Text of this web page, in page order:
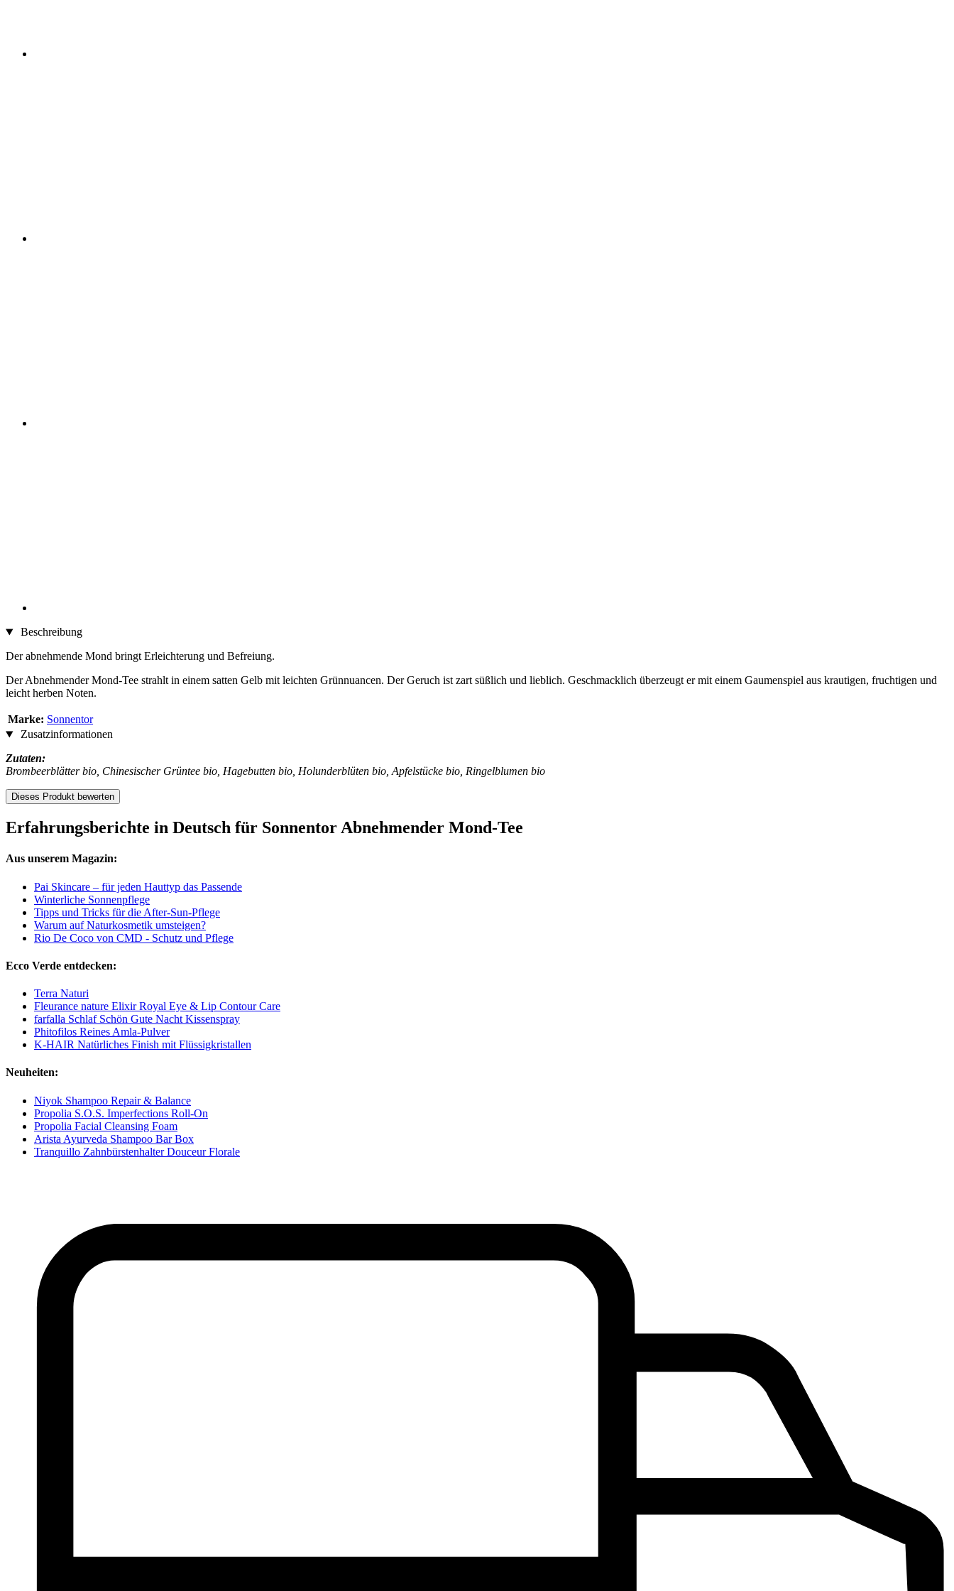
Beschreibung
Der abnehmende Mond bringt Erleichterung und Befreiung.
Der Abnehmender Mond-Tee strahlt in einem satten Gelb mit leichten Grünnuancen. Der Geruch ist zart süßlich und lieblich. Geschmacklich überzeugt er mit einem Gaumenspiel aus krautigen, fruchtigen und
leicht herben Noten.
Marke: Sonnentor
Zusatzinformationen
Zutaten:
Brombeerblätter bio, Chinesischer Grüntee bio, Hagebutten bio, Holunderblüten bio, Apfelstücke bio, Ringelblumen bio
Dieses Produkt bewerten
Erfahrungsberichte in Deutsch für Sonnentor Abnehmender Mond-Tee
Aus unserem Magazin:
Pai Skincare – für jeden Hauttyp das Passende
Winterliche Sonnenpflege
Tipps und Tricks für die After-Sun-Pflege
Warum auf Naturkosmetik umsteigen?
Rio De Coco von CMD - Schutz und Pflege
Ecco Verde entdecken:
Terra Naturi
Fleurance nature Elixir Royal Eye & Lip Contour Care
farfalla Schlaf Schön Gute Nacht Kissenspray
Phitofilos Reines Amla-Pulver
K-HAIR Natürliches Finish mit Flüssigkristallen
Neuheiten:
Niyok Shampoo Repair & Balance
Propolia S.O.S. Imperfections Roll-On
Propolia Facial Cleansing Foam
Arista Ayurveda Shampoo Bar Box
Tranquillo Zahnbürstenhalter Douceur Florale